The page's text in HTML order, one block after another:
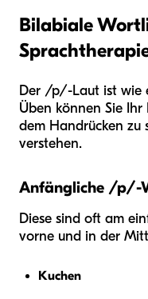
Bilabiale
Der /p/-Laut ist wie
Üben können Sie
dem Handrücken zu
verstehen.
Anfängliche /p/-
Diese sind oft am
vorne und in der
Kuchen